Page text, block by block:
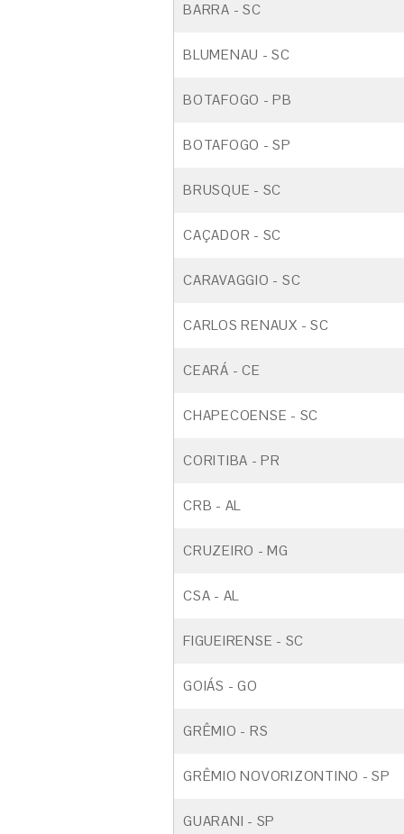
BARRA - SC
BLUMENAU - SC
BOTAFOGO - PB
BOTAFOGO - SP
BRUSQUE - SC
CAÇADOR - SC
CARAVAGGIO - SC
CARLOS RENAUX - SC
CEARÁ - CE
CHAPECOENSE - SC
CORITIBA - PR
CRB - AL
CRUZEIRO - MG
CSA - AL
FIGUEIRENSE - SC
GOIÁS - GO
GRÊMIO - RS
GRÊMIO NOVORIZONTINO - SP
GUARANI - SP